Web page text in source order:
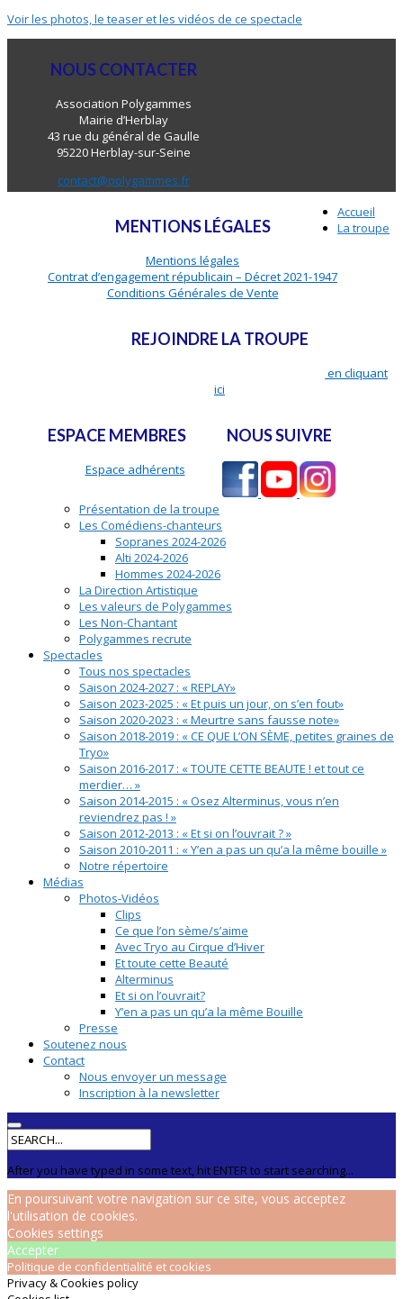
Voir les photos, le teaser et les vidéos de ce spectacle
NOUS CONTACTER
Association Polygammes
Mairie d’Herblay
43 rue du général de Gaulle
95220 Herblay-sur-Seine
contact@polygammes.fr
MENTIONS LÉGALES
Mentions légales
Contrat d’engagement républicain – Décret 2021-1947
Conditions Générales de Vente
REJOINDRE LA TROUPE
en cliquant
ici
ESPACE MEMBRES
Espace adhérents
NOUS SUIVRE
Accueil
La troupe
Présentation de la troupe
Les Comédiens-chanteurs
Sopranes 2024-2026
Alti 2024-2026
Hommes 2024-2026
La Direction Artistique
Les valeurs de Polygammes
Les Non-Chantant
Polygammes recrute
Spectacles
Tous nos spectacles
Saison 2024-2027 : « REPLAY»
Saison 2023-2025 : « Et puis un jour, on s’en fout»
Saison 2020-2023 : « Meurtre sans fausse note»
Saison 2018-2019 : « CE QUE L’ON SÈME, petites graines de
Tryo»
Saison 2016-2017 : « TOUTE CETTE BEAUTE ! et tout ce
merdier… »
Saison 2014-2015 : « Osez Alterminus, vous n’en
reviendrez pas ! »
Saison 2012-2013 : « Et si on l’ouvrait ? »
Saison 2010-2011 : « Y’en a pas un qu’a la même bouille »
Notre répertoire
Médias
Photos-Vidéos
Clips
Ce que l’on sème/s’aime
Avec Tryo au Cirque d’Hiver
Et toute cette Beauté
Alterminus
Et si on l’ouvrait?
Y’en a pas un qu’a la même Bouille
Presse
Soutenez nous
Contact
Nous envoyer un message
Inscription à la newsletter
After you have typed in some text, hit ENTER to start searching...
En poursuivant votre navigation sur ce site, vous acceptez
l'utilisation de cookies.
Cookies settings
Accepter
Politique de confidentialité et cookies
Privacy & Cookies policy